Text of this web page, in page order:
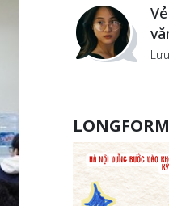
khoa học nhân
LONGFORM